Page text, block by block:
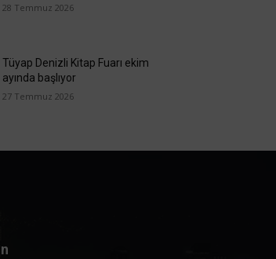
28 Temmuz 2026
Tüyap Denizli Kitap Fuarı ekim
ayında başlıyor
27 Temmuz 2026